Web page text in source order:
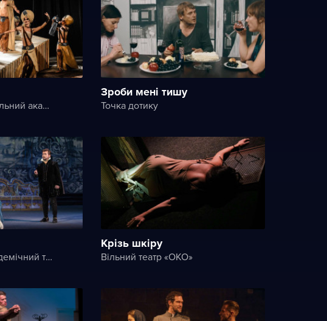
Сумський національний академічний театр драми та музичної комедії імені М.С. Щепкіна
Зроби мені тишу
Точка дотику
Національний академічний театр опери та балету України ім. Т. Г. Шевченка
Крізь шкіру
Вільний театр «ОКО»